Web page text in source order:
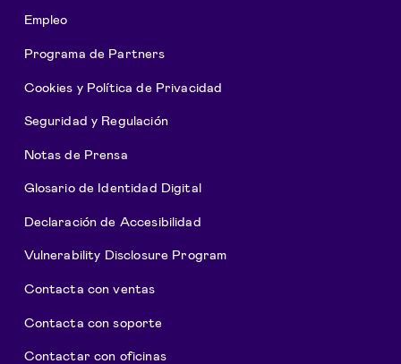
Empleo
Programa de Partners
Cookies y Política de Privacidad
Seguridad y Regulación
Notas de Prensa
Glosario de Identidad Digital
Declaración de Accesibilidad
Vulnerability Disclosure Program
Contacta con ventas
Contacta con soporte
Contactar con oficinas